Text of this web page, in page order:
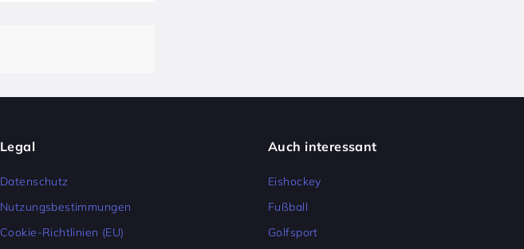
Legal
Datenschutz
Nutzungsbestimmungen
Cookie-Richtlinien (EU)
Auch interessant
Eishockey
Fußball
Golfsport